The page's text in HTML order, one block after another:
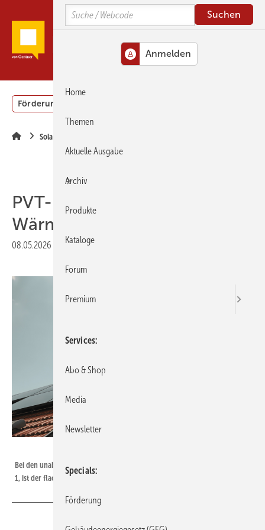
zum
zum
Förderung
Solartechnik
PVT-Module lassen
Wärmepumpen nicht kalt
08.05.2026 Druckvorschau
Bei den unabgedeckten und ungedämmten PVT-Kollektoren Sunmaxx PX-
1, ist der flache Absorber vollflächig an ein PV-Laminat angebunden.
Search
Home
Themen
Aktuelle Ausgabe
Archiv
Produkte
Kataloge
Forum
Premium
Services
Abo & Shop
Media
Newsletter
Specials
Förderung